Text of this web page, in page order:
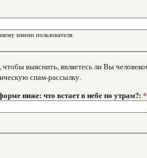
имени пользователя.
являетесь ли Вы человеком или
спам-рассылку.
ниже: что встает в небе по утрам?:*